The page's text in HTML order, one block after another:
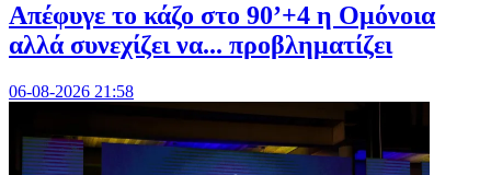
Απέφυγε το κάζο στο 90’+4 η Ομόνοια
αλλά συνεχίζει να... προβληματίζει
06-08-2026 21:58